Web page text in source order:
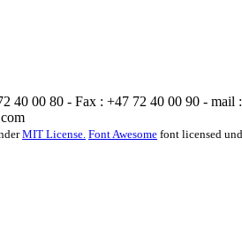
40 00 80 - Fax : +47 72 40 00 90 - mail :
MIT License. Font Awesome font licensed